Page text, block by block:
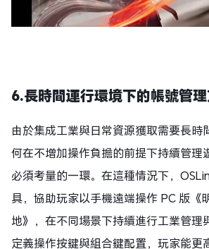
6.長時間運行環境下的帳號管
由於集成工業與日常資源獲取需要長時
何在不增加操作負擔的前提下持續管理
必須考量的一環。在這種情況下，
具，協助玩家以手機遠端操作 PC 版《
地》，在不同場景下持續進行工業管理
定義操作按鍵與組合鍵配置，玩家能更